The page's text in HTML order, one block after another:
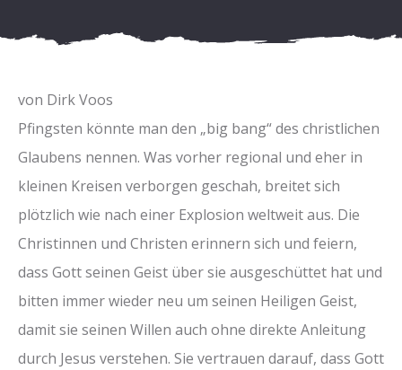
von Dirk Voos
Pfingsten könnte man den „big bang“ des christlichen
Glaubens nennen. Was vorher regional und eher in
kleinen Kreisen verborgen geschah, breitet sich
plötzlich wie nach einer Explosion weltweit aus. Die
Christinnen und Christen erinnern sich und feiern,
dass Gott seinen Geist über sie ausgeschüttet hat und
bitten immer wieder neu um seinen Heiligen Geist,
damit sie seinen Willen auch ohne direkte Anleitung
durch Jesus verstehen. Sie vertrauen darauf, dass Gott